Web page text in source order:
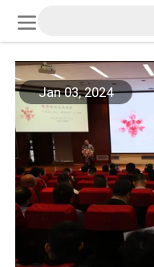
Jan 03, 2024